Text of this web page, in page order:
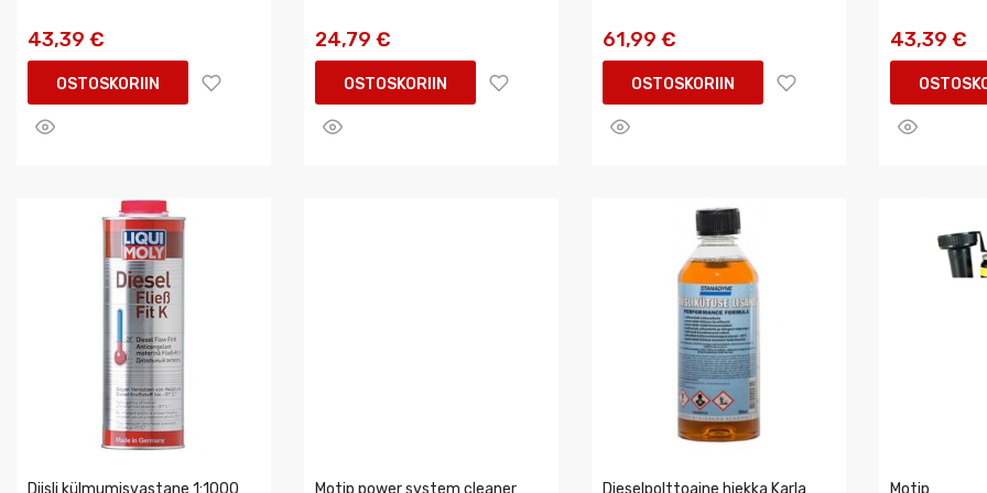
43,39 €
OSTOSKORIIN
24,79 €
OSTOSKORIIN
61,99 €
OSTOSKORIIN
43,39 €
Diisli külmumisvastane 1:1000 Motip power system cleaner Dieselpolttoaine hiekka Karla Motip